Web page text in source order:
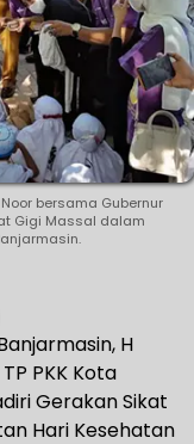
bersama Gubernur
Gigi Massal dalam
H
PKK Kota
Gerakan Sikat
Hari Kesehatan